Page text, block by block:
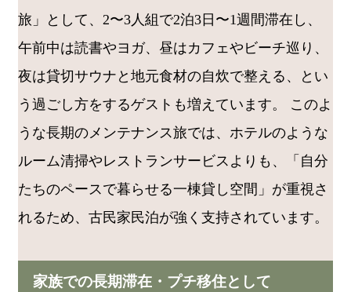
旅」として、2〜3人組で2泊3日〜1週間滞在し、
午前中は読書やヨガ、昼はカフェやビーチ巡り、
夜は貸切サウナと地元食材の自炊で整える、とい
う過ごし方をするゲストも増えています。 このよ
うな長期のメンテナンス旅では、ホテルのような
ルーム清掃やレストランサービスよりも、「自分
たちのペースで暮らせる一棟貸し空間」が重視さ
れるため、古民家民泊が強く支持されています。
家族での長期滞在・プチ移住として